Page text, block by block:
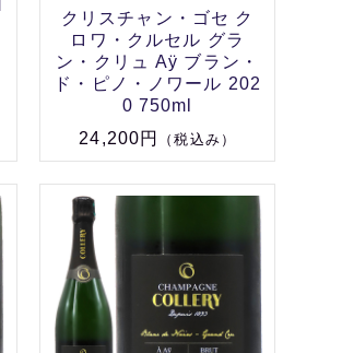
クリスチャン・ゴセ ク
ロワ・クルセル グラ
ン・クリュ Aÿ ブラン・
ド・ピノ・ノワール 202
0 750ml
24,200円
（税込み）